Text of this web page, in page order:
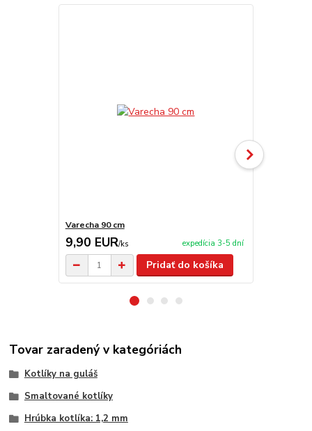
Varecha 90 cm
9,90 EUR/ks expedícia 3-5 dní
Pridať do košíka
Tovar zaradený v kategóriách
Kotlíky na guláš
Smaltované kotlíky
Hrúbka kotlíka: 1,2 mm